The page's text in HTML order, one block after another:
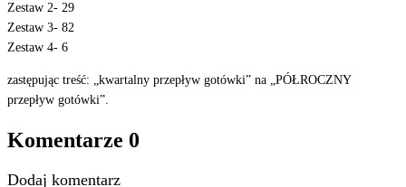
Zestaw 2- 29
Zestaw 3- 82
Zestaw 4- 6
zastępując treść: „kwartalny przepływ gotówki” na „PÓŁROCZNY
przepływ gotówki”.
Komentarze 0
Dodaj komentarz